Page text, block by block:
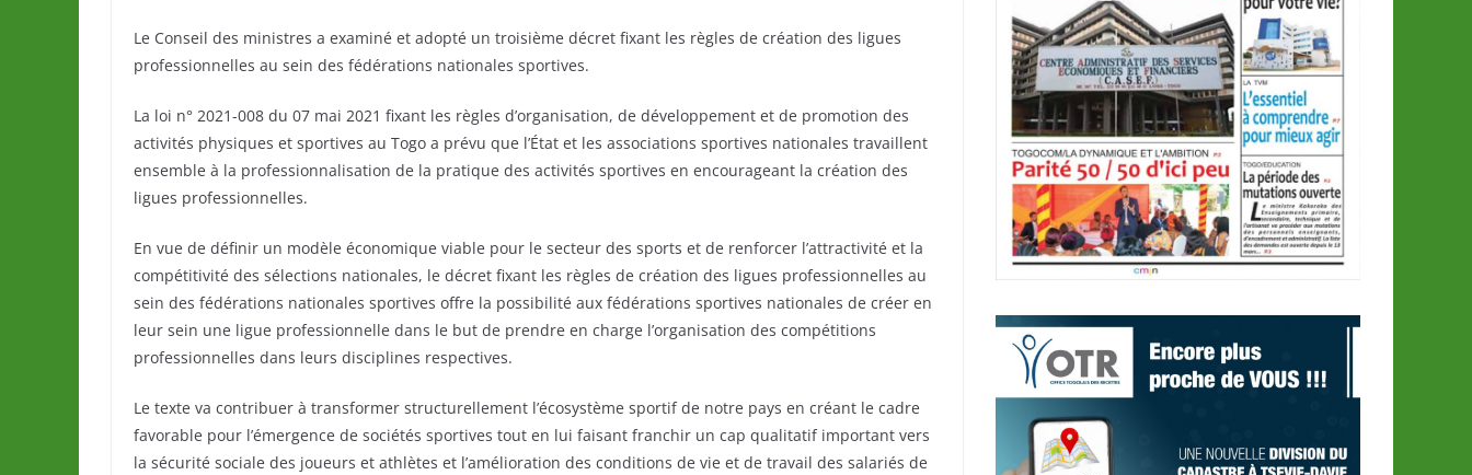
Le Conseil des ministres a examiné et adopté un troisième décret fixant les règles de création des ligues
professionnelles au sein des fédérations nationales sportives.
La loi n° 2021-008 du 07 mai 2021 fixant les règles d’organisation, de développement et de promotion des
activités physiques et sportives au Togo a prévu que l’État et les associations sportives nationales travaillent
ensemble à la professionnalisation de la pratique des activités sportives en encourageant la création des
ligues professionnelles.
En vue de définir un modèle économique viable pour le secteur des sports et de renforcer l’attractivité et la
compétitivité des sélections nationales, le décret fixant les règles de création des ligues professionnelles au
sein des fédérations nationales sportives offre la possibilité aux fédérations sportives nationales de créer en
leur sein une ligue professionnelle dans le but de prendre en charge l’organisation des compétitions
professionnelles dans leurs disciplines respectives.
Le texte va contribuer à transformer structurellement l’écosystème sportif de notre pays en créant le cadre
favorable pour l’émergence de sociétés sportives tout en lui faisant franchir un cap qualitatif important vers
la sécurité sociale des joueurs et athlètes et l’amélioration des conditions de vie et de travail des salariés de